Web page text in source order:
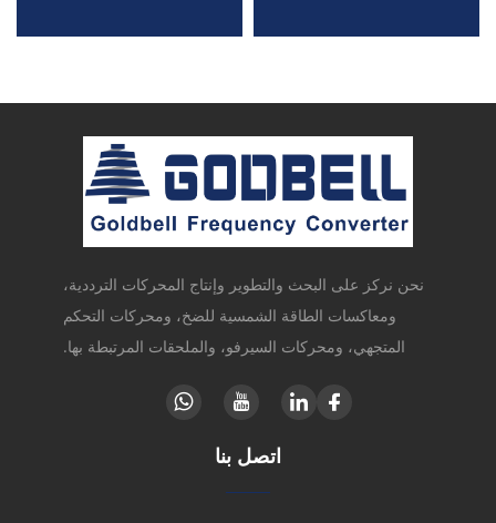
نحن نركز على البحث والتطوير وإنتاج المحركات الترددية،
ومعاكسات الطاقة الشمسية للضخ، ومحركات التحكم
المتجهي، ومحركات السيرفو، والملحقات المرتبطة بها.
اتصل بنا